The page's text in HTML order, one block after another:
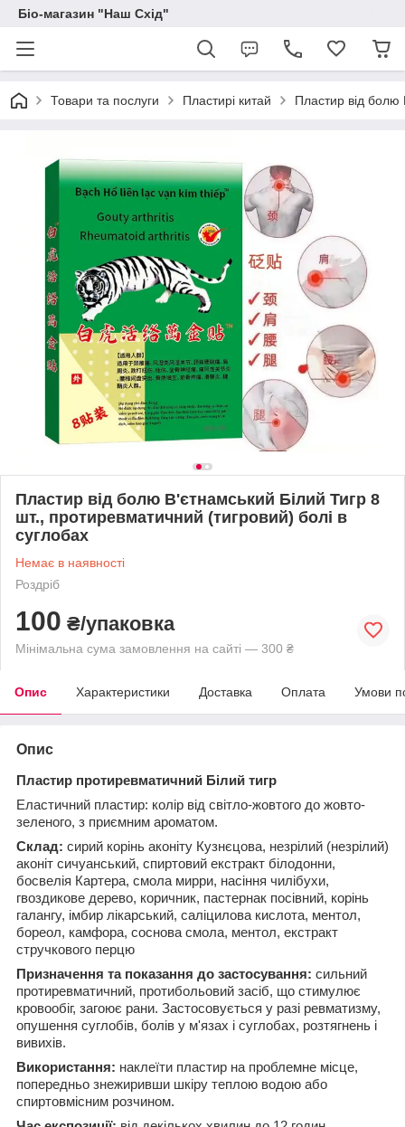
Біо-магазин "Наш Схід"
Товари та послуги Пластирі китай Пластир від болю
Пластир від болю В'єтнамський Білий Тигр 8
шт., протиревматичний (тигровий) болі в
суглобах
Немає в наявності
Роздріб
100 ₴/упаковка
Мінімальна сума замовлення на сайті — 300 ₴
Опис Характеристики Доставка Оплата Умови
Опис
Пластир протиревматичний Білий тигр
Еластичний пластир: колір від світло-жовтого до жовто-
зеленого, з приємним ароматом.
Склад: сирий корінь аконіту Кузнєцова, незрілий (незрілий)
аконіт сичуанський, спиртовий екстракт білодонни,
босвелія Картера, смола мирри, насіння чилібухи,
гвоздикове дерево, коричник, пастернак посівний, корінь
галангу, імбир лікарський, саліцилова кислота, ментол,
бореол, камфора, соснова смола, ментол, екстракт
стручкового перцю
Призначення та показання до застосування: сильний
протиревматичний, протибольовий засіб, що стимулює
кровообіг, загоює рани. Застосовується у разі ревматизму,
опушення суглобів, болів у м'язах і суглобах, розтягнень і
вивихів.
Використання: наклеїти пластир на проблемне місце,
попередньо знежиривши шкіру теплою водою або
спиртовмісним розчином.